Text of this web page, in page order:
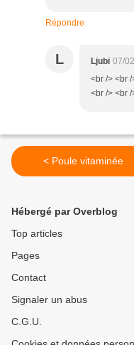
Répondre
L Ljubi 07/
<br /> <br
<br /> <br /
< Poule vitaminée
Hébergé par Overblog
Top articles
Pages
Contact
Signaler un abus
C.G.U.